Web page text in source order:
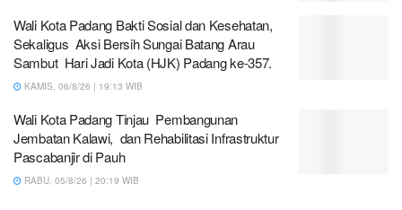
Wali Kota Padang Bakti Sosial dan Kesehatan,
Sekaligus Aksi Bersih Sungai Batang Arau
Sambut Hari Jadi Kota (HJK) Padang ke-357.
KAMIS, 06/8/26 | 19:13 WIB
Wali Kota Padang Tinjau Pembangunan
Jembatan Kalawi, dan Rehabilitasi Infrastruktur
Pascabanjir di Pauh
RABU, 05/8/26 | 20:19 WIB